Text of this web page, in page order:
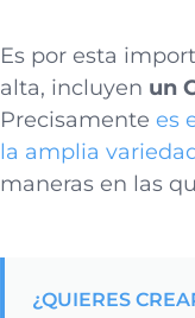
Es por esta
alta, incluyen un
Precisamente es
la amplia
maneras en las
¿QUIERES